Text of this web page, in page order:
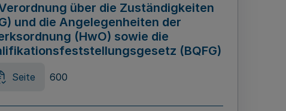
über die Zuständigkeiten
und die Angelegenheiten der
(HwO) sowie die
(BQFG)
Seite 600